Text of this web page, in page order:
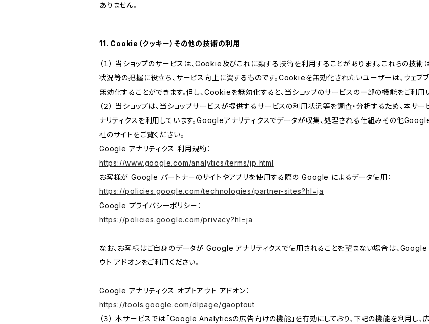
ありません。
11. Cookie（クッキー）その他の技術の利用
（１） 当ショップのサービスは、Cookie及びこれに類する技術を利用することがあります。これらの技術
状況等の把握に役立ち、サービス向上に資するものです。Cookieを無効化されたいユーザーは、ウェ
無効化することができます。但し、Cookieを無効化すると、当ショップのサービスの一部の機能をご利用
（２） 当ショップは、当ショップサービスが提供するサービスの利用状況等を調査・分析するため、
ナリティクスを利用しています。Googleアナリティクスでデータが収集、処理される仕組みその他
社のサイトをご覧ください。
Google アナリティクス 利用規約：
https://www.google.com/analytics/terms/jp.html
お客様が Google パートナーのサイトやアプリを使用する際の Google によるデータ使用：
https://policies.google.com/technologies/partner-sites?hl=ja
Google プライバシーポリシー：
https://policies.google.com/privacy?hl=ja
なお、お客様はご自身のデータが Google アナリティクスで使用されることを望まない場合は、
ウト アドオンをご利用ください。
Google アナリティクス オプトアウト アドオン：
https://tools.google.com/dlpage/gaoptout
（３） 本サービスでは「Google Analyticsの広告向けの機能」を有効にしており、下記の機能を利用